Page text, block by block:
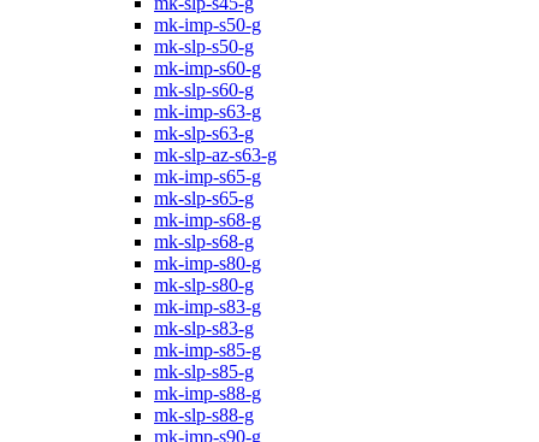
mk-imp-s50-g
mk-slp-s50-g
mk-imp-s60-g
mk-slp-s60-g
mk-imp-s63-g
mk-slp-s63-g
mk-slp-az-s63-g
mk-imp-s65-g
mk-slp-s65-g
mk-imp-s68-g
mk-slp-s68-g
mk-imp-s80-g
mk-slp-s80-g
mk-imp-s83-g
mk-slp-s83-g
mk-imp-s85-g
mk-slp-s85-g
mk-imp-s88-g
mk-slp-s88-g
mk-imp-s90-g